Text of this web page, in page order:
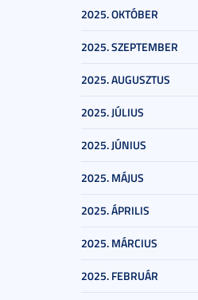
2025. OKTÓBER
2025. SZEPTEMBER
2025. AUGUSZTUS
2025. JÚLIUS
2025. JÚNIUS
2025. MÁJUS
2025. ÁPRILIS
2025. MÁRCIUS
2025. FEBRUÁR